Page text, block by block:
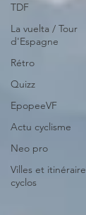
TDF
La vuelta / Tour
d'Espagne
Rétro
Quizz
EpopeeVF
Actu cyclisme
Neo pro
Villes et itinéraire
cyclos